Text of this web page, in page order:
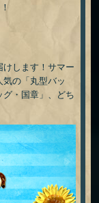
します！サマー
の「丸型バッ
・国章」、どち